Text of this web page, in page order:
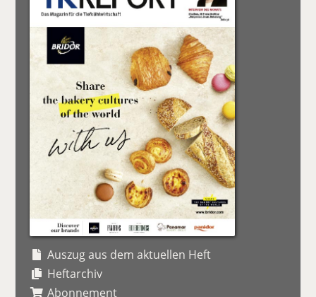
Auszug aus dem aktuellen Heft
Heftarchiv
Abonnement